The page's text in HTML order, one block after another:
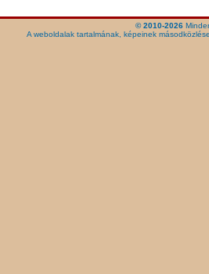
© 2010-2026
A weboldalak tartalmának, képeinek